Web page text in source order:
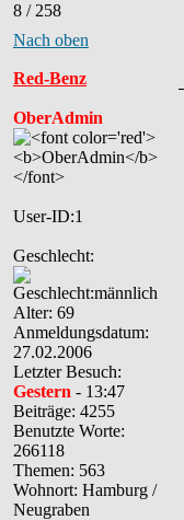
8 / 258
Nach oben
Red-Benz
OberAdmin
User-ID:1
Geschlecht:
Alter: 69
Anmeldungsdatum:
27.02.2006
Letzter Besuch:
Gestern - 13:47
Beiträge: 4255
Benutzte Worte:
266118
Themen: 563
Wohnort: Hamburg /
Neugraben